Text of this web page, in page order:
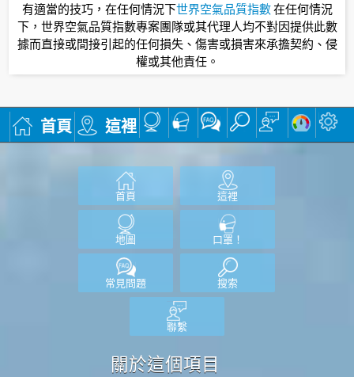
有適當的技巧，在任何情況下世界空氣品質指數在任何情況
下，世界空氣品質指數專案團隊或其代理人均不對因提供此數
據而直接或間接引起的任何損失、傷害或損害來承擔契約、侵
權或其他責任。
首頁 這裡
首頁 這裡
地圖 口罩！
常見問題 搜索
聯繫
關於這個項目